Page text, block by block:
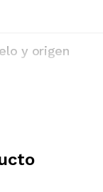
y origen